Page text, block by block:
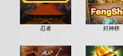
忍者 封神榜